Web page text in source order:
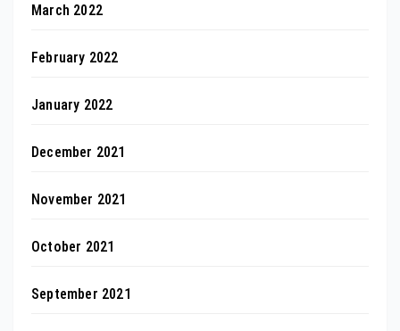
March 2022
February 2022
January 2022
December 2021
November 2021
October 2021
September 2021